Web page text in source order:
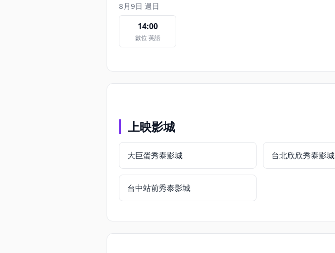
8月9日 週日
14:00
數位 英語
上映影城
大巨蛋秀泰影城 台北欣欣秀泰影城
台中站前秀泰影城